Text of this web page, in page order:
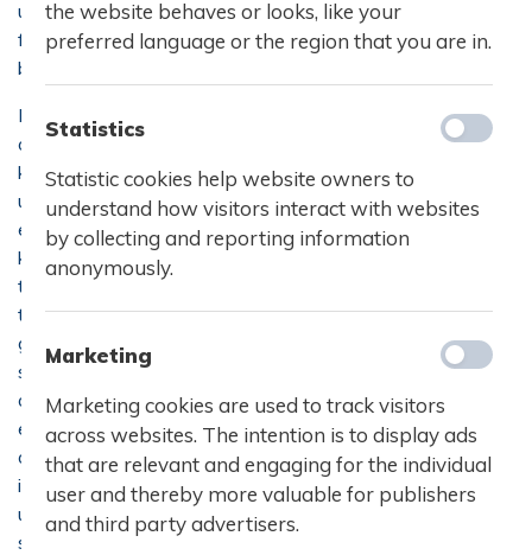
undervisning uden for gymna-siets mure. Konkurrencerne
finder sted i både Danmark og i udlandet, hvorfor eleverne
både får en faglig og en social oplevelse.
Den naturvidenskabelige talentudvikling er certificeret af
organisationen ScienceTalenter, der attesterer, at vi har
kompetencer og ressourcer til at sikre, at alle talentfulde
unge bliver udfordret på et passende højt niveau, og at
eleverne inspireres til fremtidig valg af uddannelse og
karriere i naturvidenskab. Certifikatet forpligter gymnasiet
til først og fremmest at deltage i en vifte af
talentaktiviteter lokalt og nationalt. Desuden skal
gymnasiet have gode faciliteter og ikke mindst have
samarbejder med grundskoler, videregående uddannelser
og virksomheder mednaturvidenskaben i fokus. Desuden
er certifikatet også en garanti for et tæt samarbejde med
organisationen ScienceTalenter med kursusaktivitet,
indbydelser til internationale talentcamps og facilitering af
udfordrende og kompetent vejledning i forbindelse med
studieretningsprojektet (SRP). Læs mere om
the website behaves or looks, like your
preferred language or the region that you are in.
Statistics
Statistic cookies help website owners to
understand how visitors interact with websites
by collecting and reporting information
anonymously.
Marketing
Marketing cookies are used to track visitors
across websites. The intention is to display ads
that are relevant and engaging for the individual
user and thereby more valuable for publishers
and third party advertisers.